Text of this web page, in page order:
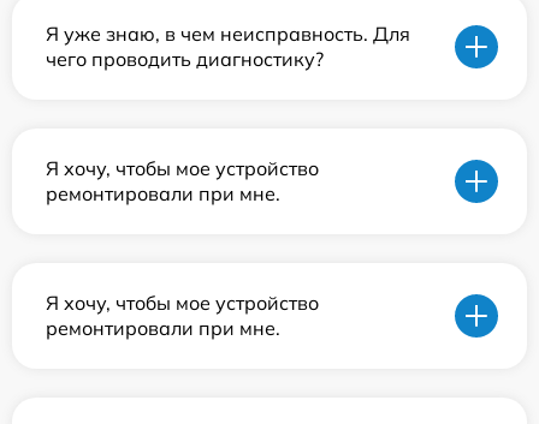
Я уже знаю, в чем неисправность. Для
чего проводить диагностику?
Я хочу, чтобы мое устройство
ремонтировали при мне.
Я хочу, чтобы мое устройство
ремонтировали при мне.